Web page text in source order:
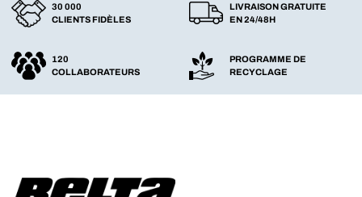
30 000
CLIENTS FIDÈLES
LIVRAISON GRATUITE
EN 24/48H
120
COLLABORATEURS
PROGRAMME DE
RECYCLAGE